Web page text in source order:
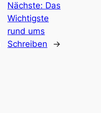
Nächste: Das
Wichtigste
rund ums
Schreiben
→